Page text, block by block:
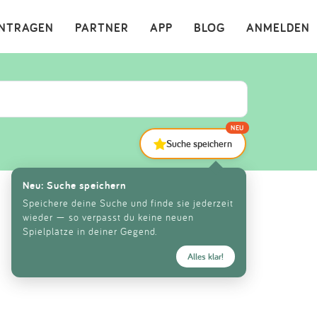
ANMELDEN
BLOG
APP
PARTNER ×
Suche speichern
NEU
Neu: Suche speichern
Speichere deine Suche und finde sie jederzeit
wieder — so verpasst du keine neuen
Spielplätze in deiner Gegend.
Alles klar!